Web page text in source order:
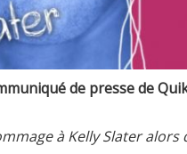
de presse de
à Kelly Slater